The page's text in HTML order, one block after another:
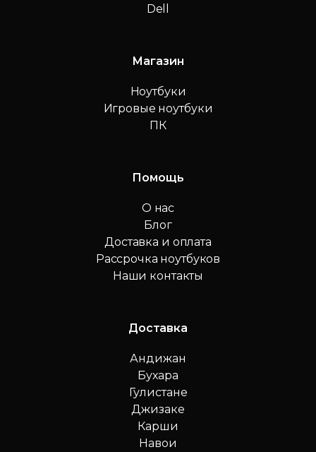
Dell
Магазин
Ноутбуки
Игровые ноутбуки
ПК
Помощь
О нас
Блог
Доставка и оплата
Рассрочка ноутбуков
Наши контакты
Доставка
Андижан
Бухара
Гулистане
Джизаке
Карши
Навои